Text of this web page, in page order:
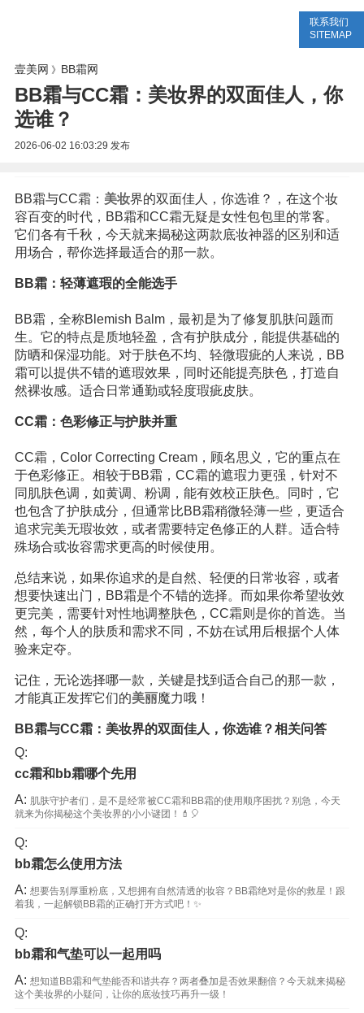
联系我们
SITEMAP
壹美网 》 BB霜网
BB霜与CC霜：美妆界的双面佳人，你
选谁？
2026-06-02 16:03:29 发布
BB霜与CC霜： 美妆界的双面佳人，你选谁？，在这个妆
容百变的时代，BB霜和CC霜无疑是女性包包里的常客。
它们各有千秋，今天就来揭秘这两款底妆神器的区别和适
用场合，帮你选择最适合的那一款。
BB霜：轻薄遮瑕的全能选手
BB霜，全称Blemish Balm，最初是为了修复肌肤问题而
生。它的特点是质地轻盈，含有护肤成分，能提供基础的
防晒和保湿功能。对于肤色不均、轻微瑕疵的人来说，BB
霜可以提供不错的遮瑕效果，同时还能提亮肤色，打造自
然裸妆感。适合日常通勤或轻度瑕疵皮肤。
CC霜：色彩修正与护肤并重
CC霜，Color Correcting Cream，顾名思义，它的重点在
于色彩修正。相较于BB霜，CC霜的遮瑕力更强，针对不
同肌肤色调，如黄调、粉调，能有效校正肤色。同时，它
也包含了护肤成分，但通常比BB霜稍微轻薄一些，更适合
追求完美无瑕妆效，或者需要特定色修正的人群。适合特
殊场合或妆容需求更高的时候使用。
总结来说，如果你追求的是自然、轻便的日常妆容，或者
想要快速出门，BB霜是个不错的选择。而如果你希望妆效
更完美，需要针对性地调整肤色，CC霜则是你的首选。当
然，每个人的肤质和需求不同，不妨在试用后根据个人体
验来定夺。
记住，无论选择哪一款，关键是找到适合自己的那一款，
才能真正发挥它们的美丽魔力哦！
BB霜与CC霜：美妆界的双面佳人，你选谁？相关问答
Q:
cc霜和bb霜哪个先用
A: 肌肤守护者们，是不是经常被CC霜和BB霜的使用顺序困扰？别急，今天
就来为你揭秘这个美妆界的小小谜团！💄🎈
Q:
bb霜怎么使用方法
A: 想要告别厚重粉底，又想拥有自然清透的妆容？BB霜绝对是你的救星！跟
着我，一起解锁BB霜的正确打开方式吧！✨
Q:
bb霜和气垫可以一起用吗
A: 想知道BB霜和气垫能否和谐共存？两者叠加是否效果翻倍？今天就来揭秘
这个美妆界的小疑问，让你的底妆技巧再升一级！